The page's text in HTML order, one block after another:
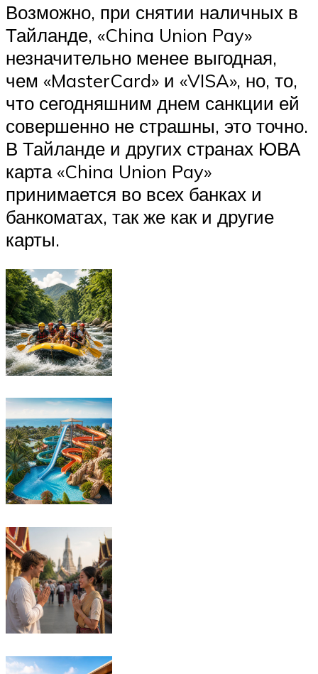
Возможно, при снятии наличных в
Тайланде, «China Union Pay»
незначительно менее выгодная,
чем «MasterCard» и «VISA», но, то,
что сегодняшним днем санкции ей
совершенно не страшны, это точно.
В Тайланде и других странах ЮВА
карта «China Union Pay»
принимается во всех банках и
банкоматах, так же как и другие
карты.